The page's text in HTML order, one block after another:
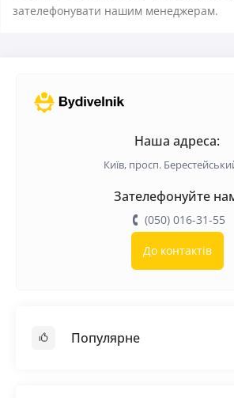
зателефонувати нашим менеджерам.
Наша адреса:
Київ, просп.
Зателефонуйте
(050) 016-31-55
До контактів
Популярне